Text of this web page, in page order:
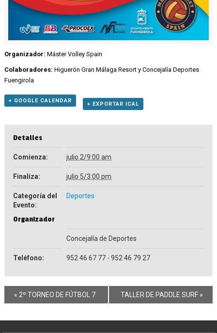
Organizador: Máster Volley Spain
Colaboradores: Higuerón Gran Málaga Resort y Concejalía Deportes
Fuengirola
+ GOOGLE CALENDAR
+ EXPORTAR ICAL
Detalles
Comienza: julio 2/9:00 am
Finaliza: julio 5/3:00 pm
Categoría del
Evento:
Deportes
Organizador
Concejalía de Deportes
Teléfono: 952 46 67 77 - 952 46 79 27
« 2º TORNEO DE FÚTBOL 7 TALLER DE PADDLE SURF »